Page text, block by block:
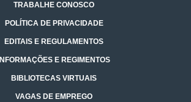
TRABALHE CONOSCO
POLÍTICA DE PRIVACIDADE
EDITAIS E REGULAMENTOS
INFORMAÇÕES E REGIMENTOS
BIBLIOTECAS VIRTUAIS
VAGAS DE EMPREGO